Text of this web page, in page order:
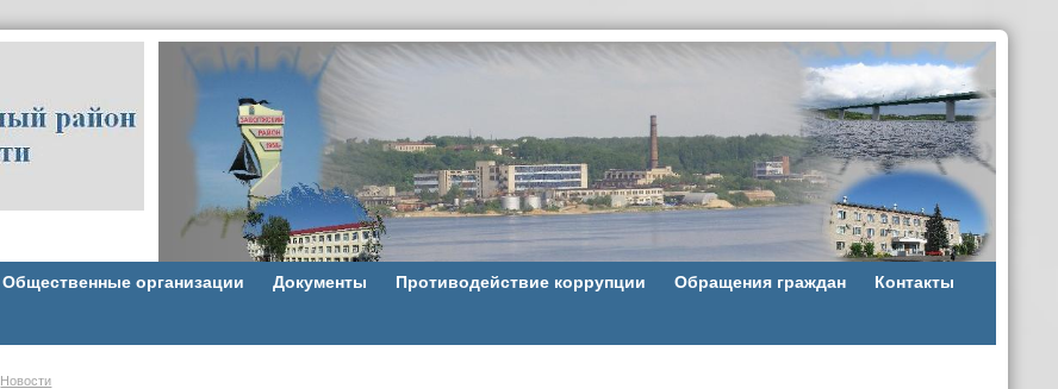
Общественные организации Документы Противодействие коррупции Обращения граждан Контакты
Новости